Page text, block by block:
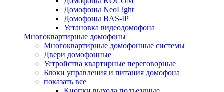
Домофоны NeoLight
Домофоны BAS-IP
Установка видеодомофона
Многоквартирные домофоны
Многоквартирные домофонные системы
Двери домофонные
Устройства квартирные переговорные
Блоки управления и питания домофона
показать все